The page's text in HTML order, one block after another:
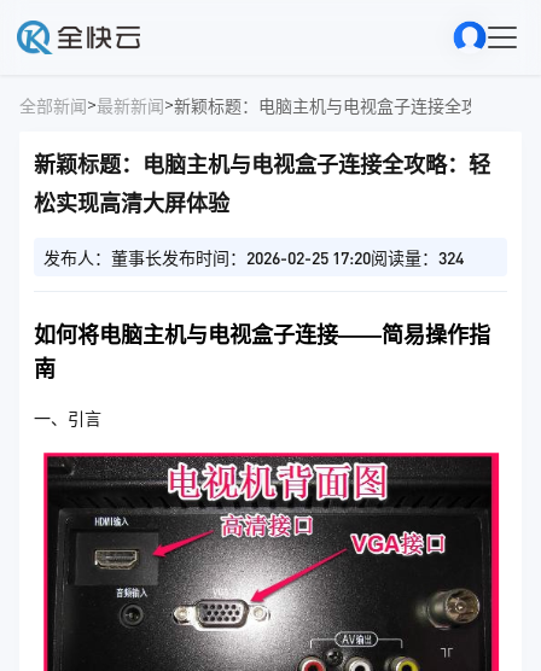
全部新闻>最新新闻>新颖标题：电脑主机与电视盒子连接全攻略：轻
新颖标题：电脑主机与电视盒子连接全攻略：轻
松实现高清大屏体验
发布人：董事长发布时间：2026-02-25 17:20阅读量：324
如何将电脑主机与电视盒子连接——简易操作指
南
一、引言